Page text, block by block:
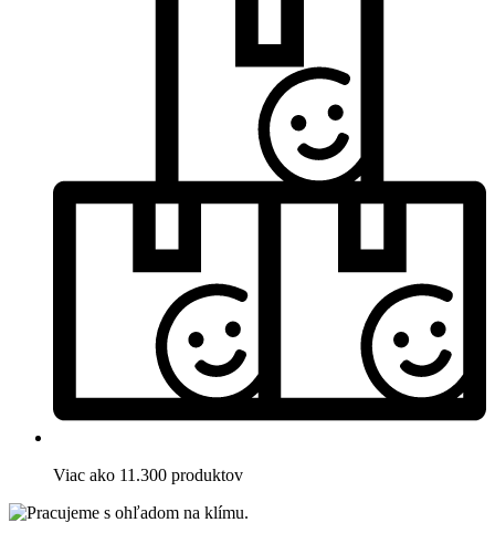
Viac ako 11.300 produktov